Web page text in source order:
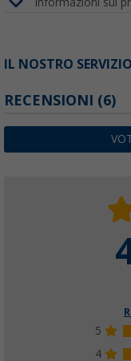
Informazioni sul
IL NOSTRO SERVIZIO
RECENSIONI (6)
5
4